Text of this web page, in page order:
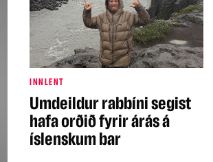
INNLENT
Umdeildur rabbíni segist
hafa orðið fyrir árás á
íslenskum bar